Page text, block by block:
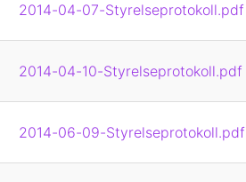
2014-04-07-Styrelseprotokoll.pdf
2014-04-10-Styrelseprotokoll.pdf
2014-06-09-Styrelseprotokoll.pdf